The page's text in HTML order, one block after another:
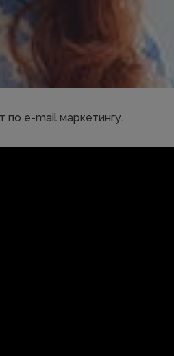
по e-mail маркетингу.